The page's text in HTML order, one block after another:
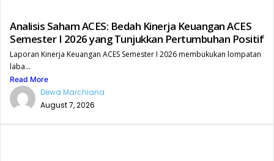
Analisis Saham ACES: Bedah Kinerja Keuangan ACES
Semester I 2026 yang Tunjukkan Pertumbuhan Positif
Laporan Kinerja Keuangan ACES Semester I 2026 membukukan lompatan
laba...
Read More
Dewa Marchiana
August 7, 2026